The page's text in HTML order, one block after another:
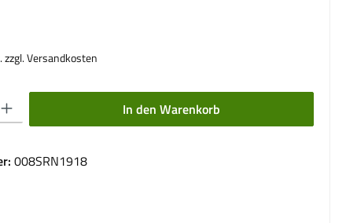
Versandkosten
den gewünschten Wert ein oder benutze die Schaltflächen um die
In den Warenkorb
008SRN1918